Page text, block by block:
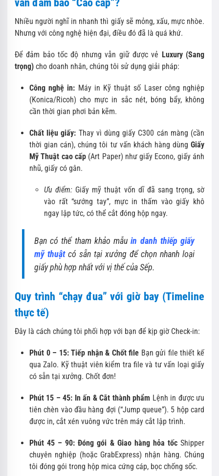
vẫn đảm bảo “Cao cấp”?
Nhiều người nghĩ in nhanh thì giấy sẽ mỏng, xấu, mực nhòe.
Nhưng với công nghệ hiện đại, điều đó đã là quá khứ.
Để đảm bảo tốc độ nhưng vẫn giữ được vẻ Luxury (Sang
trọng) cho doanh nhân, chúng tôi sử dụng giải pháp:
Công nghệ in: Máy in Kỹ thuật số Laser công nghiệp
(Konica/Ricoh) cho mực in sắc nét, bóng bẩy, không
cần thời gian phơi bản kẽm.
Chất liệu giấy: Thay vì dùng giấy C300 cán màng (cần
thời gian cán), chúng tôi tư vấn khách hàng dùng Giấy
Mỹ Thuật cao cấp(Art Paper) như giấy Econo, giấy ánh
nhũ, giấy có gân.
Ưu điểm: Giấy mỹ thuật vốn dĩ đã sang trọng, sờ
vào rất “sướng tay”, mực in thấm vào giấy khô
ngay lập tức, có thể cắt đóng hộp ngay.
Bạn có thể tham khảo mẫuin danh thiếp giấy
mỹ thuậtcó sẵn tại xưởng để chọn nhanh loại
giấy phù hợp nhất với vị thế của Sếp.
Quy trình “chạy đua” với giờ bay (Timeline
thực tế)
Đây là cách chúng tôi phối hợp với bạn để kịp giờ Check-in:
Phút 0 – 15: Tiếp nhận & Chốt file Bạn gửi file thiết kế
qua Zalo. Kỹ thuật viên kiểm tra file và tư vấn loại giấy
có sẵn tại xưởng. Chốt đơn!
Phút 15 – 45: In ấn & Cắt thành phẩm Lệnh in được ưu
tiên chèn vào đầu hàng đợi (“Jump queue”). 5 hộp card
được in, cắt xén vuông vức trên máy cắt lập trình.
Phút 45 – 90: Đóng gói & Giao hàng hỏa tốcShipper
chuyên nghiệp (hoặc GrabExpress) nhận hàng. Chúng
tôi đóng gói trong hộp mica cứng cáp, bọc chống sốc.